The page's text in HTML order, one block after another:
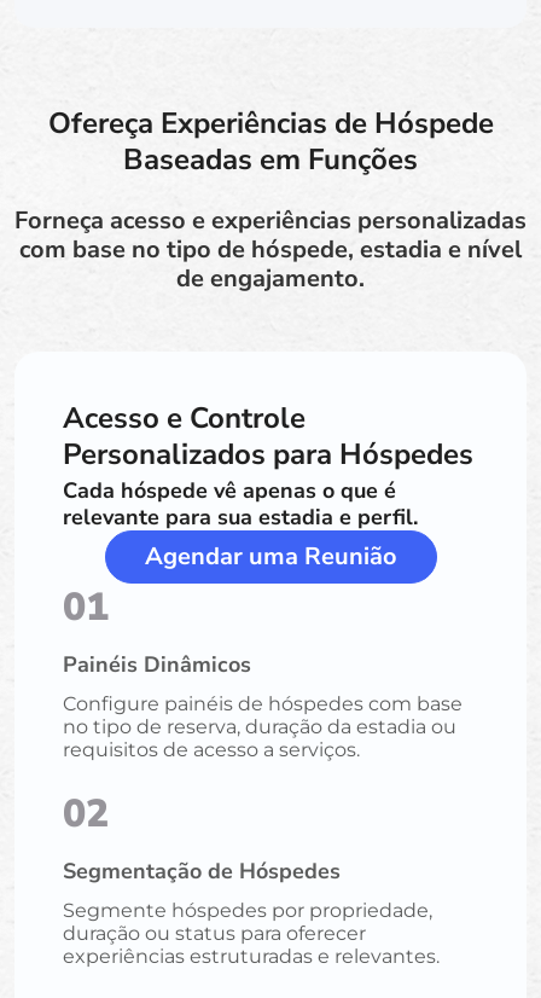
Ofereça Experiências de Hóspede
Baseadas em Funções
Forneça acesso e experiências personalizadas
com base no tipo de hóspede, estadia e nível
de engajamento.
Acesso e Controle
Personalizados para Hóspedes
Cada hóspede vê apenas o que é
relevante para sua estadia e perfil.
Agendar uma Reunião
01
Painéis Dinâmicos
Configure painéis de hóspedes com base
no tipo de reserva, duração da estadia ou
requisitos de acesso a serviços.
02
Segmentação de Hóspedes
Segmente hóspedes por propriedade,
duração ou status para oferecer
experiências estruturadas e relevantes.